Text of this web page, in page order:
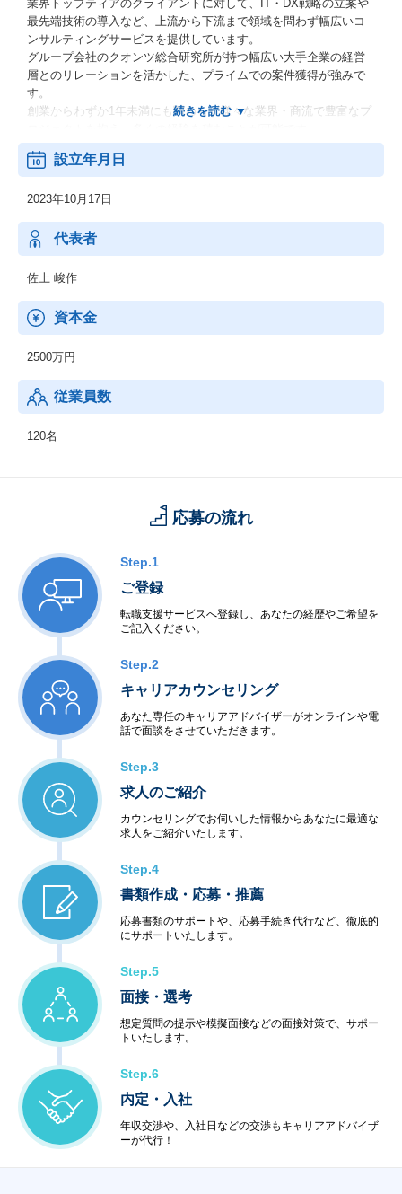
業界トップティアのクライアントに対して、IT・DX戦略の立案や
最先端技術の導入など、上流から下流まで領域を問わず幅広いコ
ンサルティングサービスを提供しています。
グループ会社のクオンツ総合研究所が持つ幅広い大手企業の経営
層とのリレーションを活かした、プライムでの案件獲得が強みで
す。
創業からわずか1年未満にも関わらず様々な業界・商流で豊富なプ
※クオンツ総研ホールディングスという会社がプライム市場に上
会社となります。
設立年月日
2023年10月17日
代表者
佐上 峻作
資本金
2500万円
従業員数
120名
応募の流れ
Step.1
ご登録
転職支援サービスへ登録し、あなたの経歴やご希望を
ご記入ください。
Step.2
キャリアカウンセリング
あなた専任のキャリアアドバイザーがオンラインや電
話で面談をさせていただきます。
Step.3
求人のご紹介
カウンセリングでお伺いした情報からあなたに最適な
求人をご紹介いたします。
Step.4
書類作成・応募・推薦
応募書類のサポートや、応募手続き代行など、徹底的
にサポートいたします。
Step.5
面接・選考
想定質問の提示や模擬面接などの面接対策で、サポー
トいたします。
Step.6
内定・入社
年収交渉や、入社日などの交渉もキャリアアドバイザ
ーが代行！